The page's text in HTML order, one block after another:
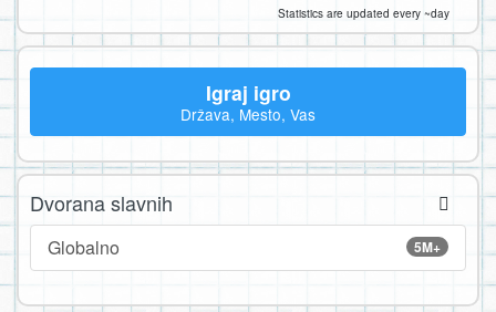
Statistics are updated every ~day
Igraj igro
Država, Mesto, Vas
Dvorana slavnih
5M+
Globalno